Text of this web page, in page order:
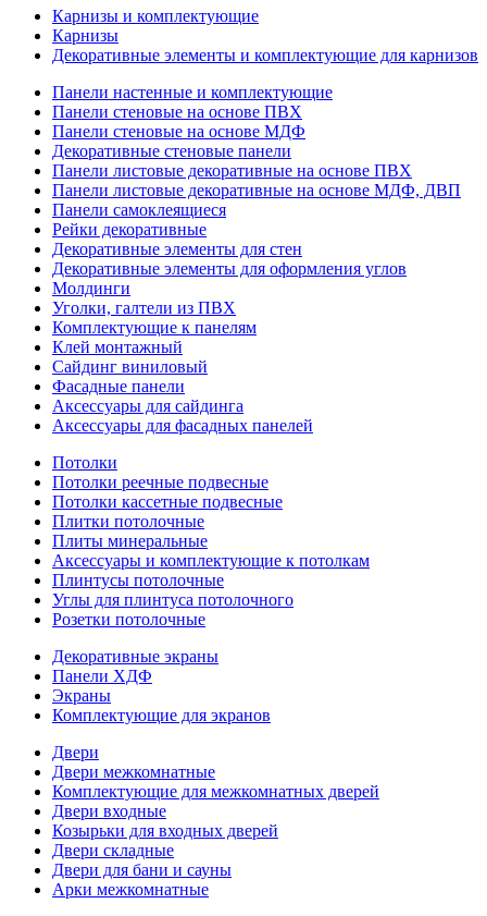
Карнизы и комплектующие
Карнизы
Декоративные элементы и комплектующие для карнизов
Панели настенные и комплектующие
Панели стеновые на основе ПВХ
Панели стеновые на основе МДФ
Декоративные стеновые панели
Панели листовые декоративные на основе ПВХ
Панели листовые декоративные на основе МДФ, ДВП
Панели самоклеящиеся
Рейки декоративные
Декоративные элементы для стен
Декоративные элементы для оформления углов
Молдинги
Уголки, галтели из ПВХ
Комплектующие к панелям
Клей монтажный
Сайдинг виниловый
Фасадные панели
Аксессуары для сайдинга
Аксессуары для фасадных панелей
Потолки
Потолки реечные подвесные
Потолки кассетные подвесные
Плитки потолочные
Плиты минеральные
Аксессуары и комплектующие к потолкам
Плинтусы потолочные
Углы для плинтуса потолочного
Розетки потолочные
Декоративные экраны
Панели ХДФ
Экраны
Комплектующие для экранов
Двери
Двери межкомнатные
Комплектующие для межкомнатных дверей
Двери входные
Козырьки для входных дверей
Двери складные
Двери для бани и сауны
Арки межкомнатные